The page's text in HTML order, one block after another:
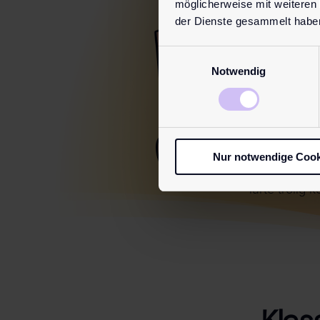
möglicherweise mit
der Dienste gesammelt
Einwilligungsauswahl
Notwendig
Nur notwendige
Dette
tilstrekkelig
ikke måtte
kontroller
lurte trolig